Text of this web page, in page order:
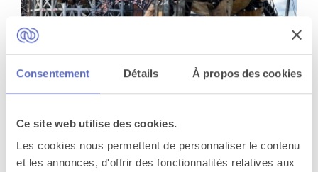
Consentement Détails À propos des cookies
Ce site web utilise des cookies.
Les cookies nous permettent de personnaliser le contenu
et les annonces, d'offrir des fonctionnalités relatives aux
Petit tour à la Galerie des Machines
Nantes